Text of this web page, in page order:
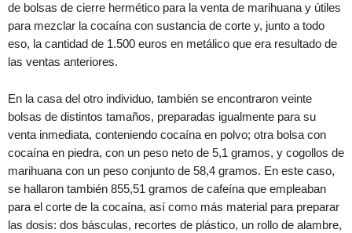
de bolsas de cierre hermético para la venta de marihuana y útiles
para mezclar la cocaína con sustancia de corte y, junto a todo
eso, la cantidad de 1.500 euros en metálico que era resultado de
las ventas anteriores.
En la casa del otro individuo, también se encontraron veinte
bolsas de distintos tamaños, preparadas igualmente para su
venta inmediata, conteniendo cocaína en polvo; otra bolsa con
cocaína en piedra, con un peso neto de 5,1 gramos, y cogollos de
marihuana con un peso conjunto de 58,4 gramos. En este caso,
se hallaron también 855,51 gramos de cafeína que empleaban
para el corte de la cocaína, así como más material para preparar
las dosis: dos básculas, recortes de plástico, un rollo de alambre,